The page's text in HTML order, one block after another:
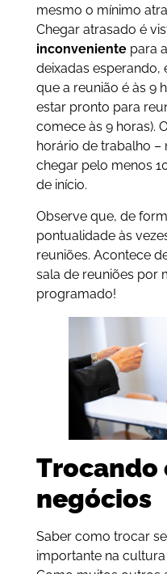
mesmo o mínimo
Chegar atrasado é
inconveniente para
deixadas esperando,
que a reunião é às 9
estar pronto para
comece às 9 horas).
horário de trabalho –
chegar pelo menos
de início.
Observe que, de
pontualidade às
reuniões. Acontece
sala de reuniões por
programado!
Trocando
negócios
Saber como trocar
importante na